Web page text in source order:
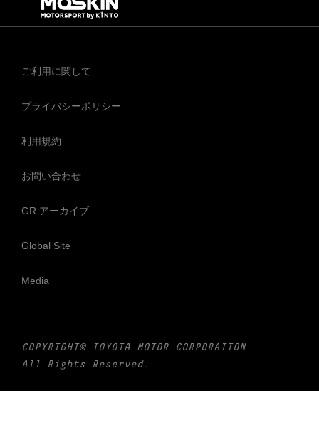
ご利用に関して
プライバシーポリシー
利用規約
お問い合わせ
GR アーカイブ
Global Site
Media
COPYRIGHT© TOYOTA MOTOR CORPORATION.
All Rights Reserved.